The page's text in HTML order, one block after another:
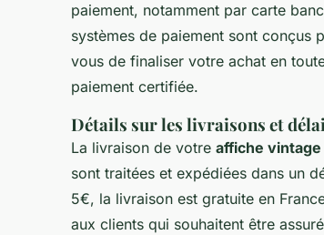
paiement, notamment par carte
systèmes de paiement sont conçus
vous de finaliser votre achat en
paiement certifiée.
Détails sur les livraisons et
La livraison de votre affiche
sont traitées et expédiées dans un
5€, la livraison est gratuite en
aux clients qui souhaitent être